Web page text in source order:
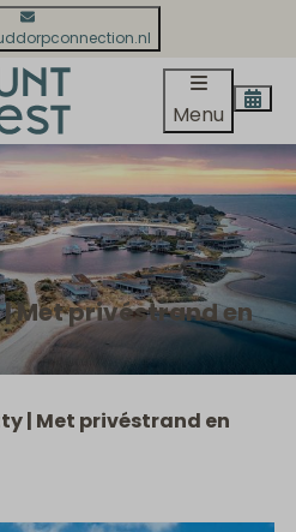
Menu
Met privéstrand en
| Met privéstrand en